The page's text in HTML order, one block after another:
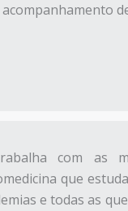
acompanhamento
com as
que
e todas as